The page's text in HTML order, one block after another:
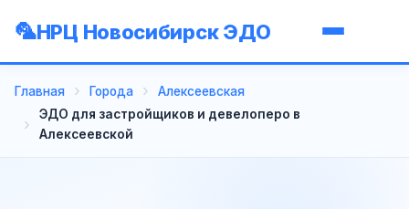
НРЦ Новосибирск ЭДО
Главная Города
Алексеевская
ЭДО для застройщиков и девелоперо в
Алексеевской